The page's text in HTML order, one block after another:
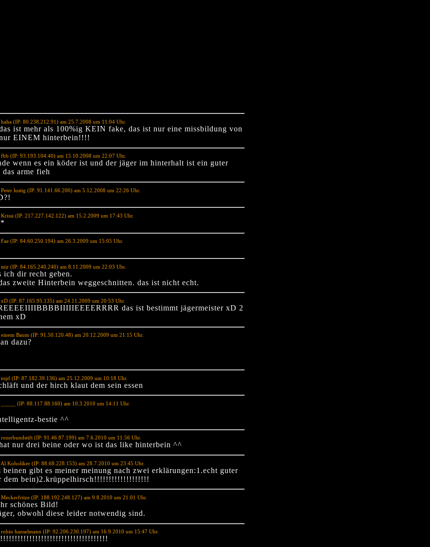
haha (IP: 80.238.212.91) am 25.7.2008 um 11:04 Uhr.
ist mehr als 100%ig KEIN fake, das ist nur eine missbildung von
EINEM hinterbein!!!!
fbb (IP: 93.193.104.40) am 15.10.2008 um 22:07 Uhr.
wenn es ein köder ist und der jäger im hinterhalt ist ein guter
das arme fieh
Peter lustig (IP: 91.141.66.200) am 5.12.2008 um 22:26 Uhr.
Krissi (IP: 217.227.142.122) am 15.2.2009 um 17:43 Uhr.
Fae (IP: 84.60.250.194) am 26.3.2009 um 15:05 Uhr.
mir (IP: 84.165.240.240) am 8.11.2009 um 22:03 Uhr.
ich dir recht geben.
zweite Hinterbein weggeschnitten. das ist nicht echt.
xD (IP: 87.165.95.135) am 24.11.2009 um 20:53 Uhr.
das ist bestimmt jägermeister xD 2
xD
einem Baum (IP: 91.50.120.48) am 20.12.2009 um 21:15 Uhr.
dazu?
topf (IP: 87.182.39.136) am 25.12.2009 um 10:18 Uhr.
und der hirch klaut dem sein essen
_____ (IP: 88.117.88.160) am 10.3.2010 um 14:11 Uhr.
bestie ^^
rozerbundstift (IP: 91.46.87.199) am 7.6.2010 um 11:56 Uhr.
nur drei beine oder wo ist das like hinterbein ^^
Al Koholiker (IP: 88.68.228.153) am 28.7.2010 um 23:45 Uhr.
beinen gibt es meiner meinung nach zwei erklärungen:1.echt guter
dem bein)2.krüppelhirsch!!!!!!!!!!!!!!!!!!!
Meckerfritze (IP: 188.192.248.127) am 9.8.2010 um 21:01 Uhr.
schönes Bild!
obwohl diese leider notwendig sind.
robin hanselmann (IP: 92.206.230.197) am 16.9.2010 um 15:47 Uhr.